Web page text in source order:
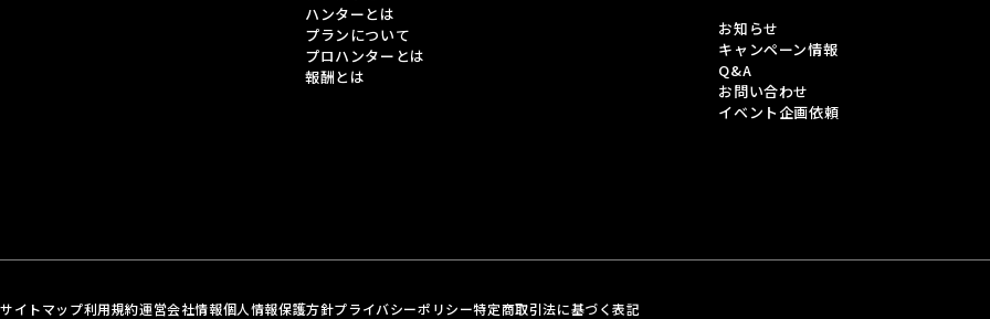
ハンターとは
プランについて
プロハンターとは
報酬とは
お知らせ
キャンペーン情報
Q&A
お問い合わせ
イベント企画依頼
サイトマップ利用規約運営会社情報個人情報保護方針プライバシーポリシー特定商取引法に基づく表記